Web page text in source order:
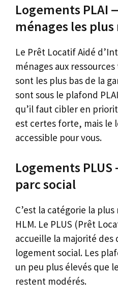
Logements PLAI
ménages les
Le Prêt Locatif Aidé
ménages aux
sont les plus bas de la
sont sous le plafond
qu’il faut cibler en
est certes forte, mais le
accessible pour vous.
Logements
parc social
C’est la catégorie la
HLM. Le PLUS (Prêt
accueille la majorité des
logement social. Les
un peu plus élevés que
restent modérés.